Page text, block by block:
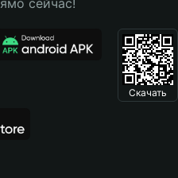
сейчас!
Скачать